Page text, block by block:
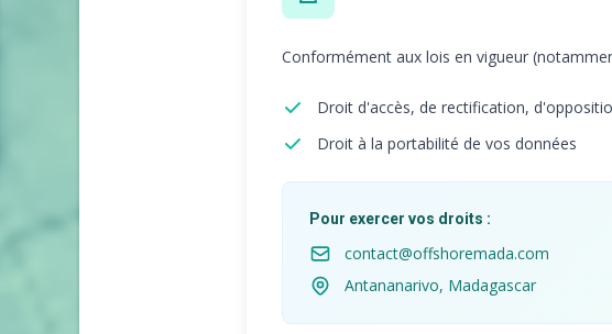
Conformément aux lois en vigueur
Droit d'accès, de rectification,
Droit à la portabilité de vos données
Pour exercer vos droits :
contact@offshoremada.com
Antananarivo, Madagascar